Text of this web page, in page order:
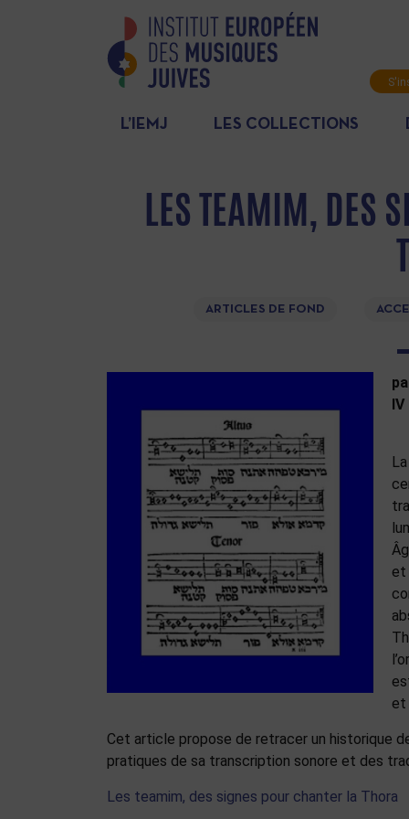
L’IEMJ LES COLLECTIONS
LES TEAMIM, DES
ARTICLES DE FOND
et
et
Cet article propose de retracer un historique
pratiques de sa transcription sonore et des
Les teamim, des signes pour chanter la Thora